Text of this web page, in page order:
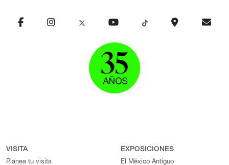
Nueva España en el siglo XVI fue seleccionado para su
recibió el Premio Baluarte en Veracruz y fue nombrado Caballero
Águila en 2014 por su obra literaria, por la Sociedad Civil de San
Cristóbal de las Casas, Chiapas. En el Museo Amparo, Javier
Omar Ruiz impartió una conferencia.
VISITA
Planea tu visita
EXPOSICIONES
El México Antiguo